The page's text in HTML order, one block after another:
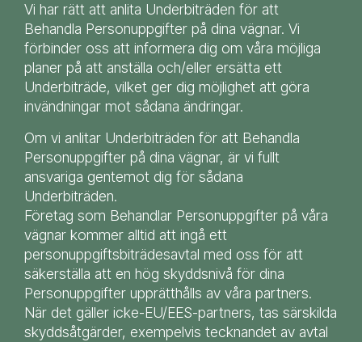
Vi har rätt att anlita Underbiträden för att
Behandla Personuppgifter på dina vägnar. Vi
förbinder oss att informera dig om våra möjliga
planer på att anställa och/eller ersätta ett
Underbiträde, vilket ger dig möjlighet att göra
invändningar mot sådana ändringar.
Om vi anlitar Underbiträden för att Behandla
Personuppgifter på dina vägnar, är vi fullt
ansvariga gentemot dig för sådana
Underbiträden.
Företag som Behandlar Personuppgifter på våra
vägnar kommer alltid att ingå ett
personuppgiftsbiträdesavtal med oss för att
säkerställa att en hög skyddsnivå för dina
Personuppgifter upprätthålls av våra partners.
När det gäller icke-EU/EES-partners, tas särskilda
skyddsåtgärder, exempelvis tecknandet av avtal